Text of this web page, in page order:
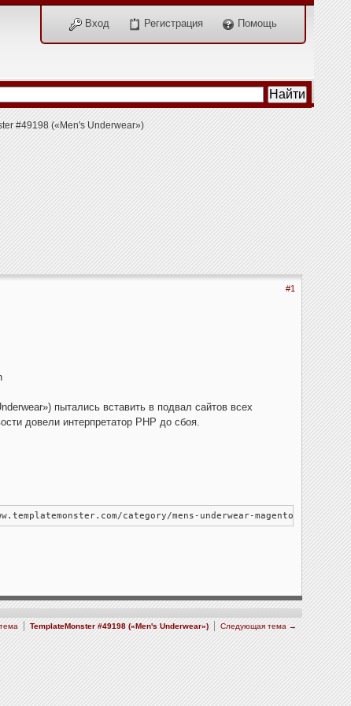
Вход Регистрация Помощь
#49198 («Men's Underwear»)
#1
пытались вставить в подвал сайтов всех
довели интерпретатор PHP до сбоя.
category/mens-underwear-magento-themes/
TemplateMonster #49198 («Men's Underwear») Следующая тема →